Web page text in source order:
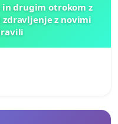
in drugim otrokom z
z novimi